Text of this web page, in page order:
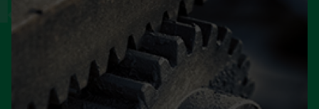
jouw interesses aan. Door op ‘accepteren’ te klikken ga je
hiermee akkoord. Je kunt je voorkeuren altijd weer
aanpassen. Lees er meer overin ons cookiebeleid.